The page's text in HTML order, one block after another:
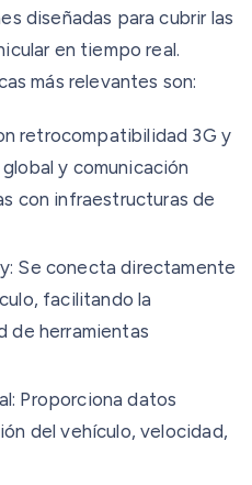
diseñadas para cubrir las
en tiempo real.
más relevantes son:
retrocompatibilidad 3G y
y comunicación
con infraestructuras de
Se conecta directamente
facilitando la
de herramientas
Proporciona datos
del vehículo, velocidad,